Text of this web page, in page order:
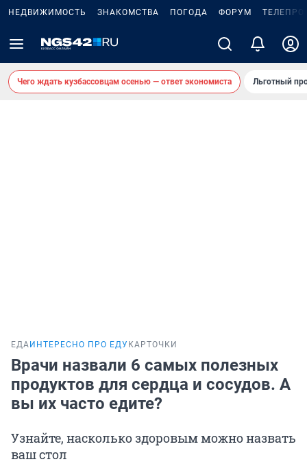
НЕДВИЖИМОСТЬ ЗНАКОМСТВА ПОГОДА ФОРУМ
Чего ждать кузбассовцам осенью — ответ экономиста Льготный
ЕДА ИНТЕРЕСНО ПРО ЕДУ КАРТОЧКИ
Врачи назвали 6 самых полезных
продуктов для сердца и сосудов. А
вы их часто едите?
Узнайте, насколько здоровым можно назвать
ваш стол